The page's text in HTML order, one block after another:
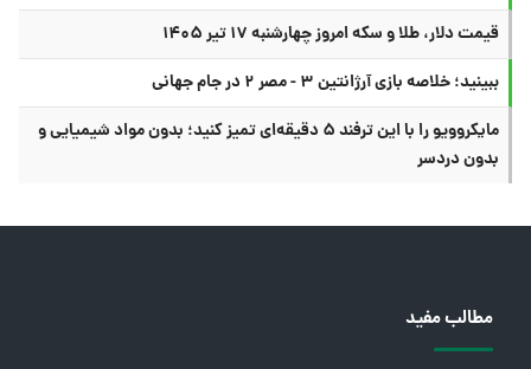
قیمت دلار، طلا و سکه امروز چهارشنبه ۱۷ تیر ۱۴۰۵
ببینید؛ خلاصه بازی آرژانتین ۳ - مصر ۲ در جام جهانی
مایکروویو را با این ترفند ۵ دقیقه‌ای تمیز کنید؛ بدون مواد شیمیایی و
بدون دردسر
مطالب مفید